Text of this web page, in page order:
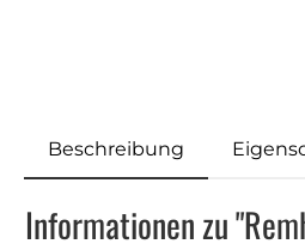
Beschreibung
Informationen zu